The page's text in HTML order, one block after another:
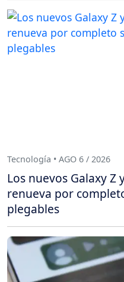
Tecnología • AGO 6 / 2026
Los nuevos Galaxy Z
renueva por
plegables